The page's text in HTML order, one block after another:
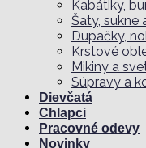
Kabátiky,
Šaty, sukne
Dupačky,
Krstové
Mikiny a
Súpravy a
Dievčatá
Chlapci
Pracovné odevy
Novinky